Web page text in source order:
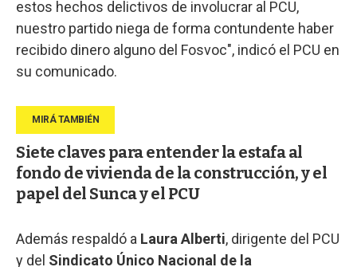
estos hechos delictivos de involucrar al PCU,
nuestro partido niega de forma contundente haber
recibido dinero alguno del Fosvoc", indicó el PCU en
su comunicado.
Siete claves para entender la estafa al
fondo de vivienda de la construcción, y el
papel del Sunca y el PCU
Además respaldó a Laura Alberti, dirigente del PCU
y del Sindicato Único Nacional de la